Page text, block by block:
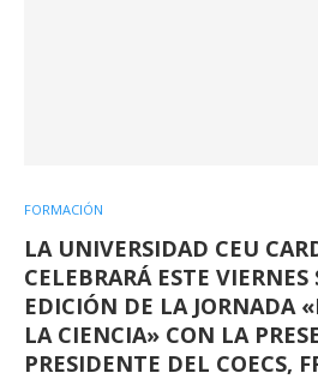
FORMACIÓN
LA UNIVERSIDAD CEU
CELEBRARÁ ESTE
EDICIÓN DE LA JORNADA
LA CIENCIA» CON LA
PRESIDENTE DEL COECS,